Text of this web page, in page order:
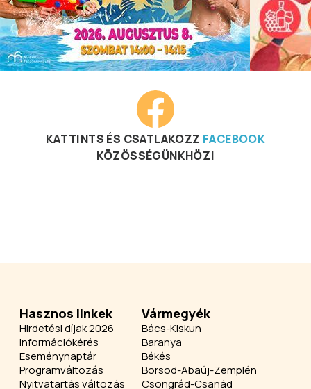
KATTINTS ÉS CSATLAKOZZ FACEBOOK
KÖZÖSSÉGÜNKHÖZ!
Hasznos linkek
Hirdetési díjak 2026
Információkérés
Eseménynaptár
Programváltozás
Nyitvatartás változás
Vármegyék
Bács-Kiskun
Baranya
Békés
Borsod-Abaúj-Zemplén
Csongrád-Csanád